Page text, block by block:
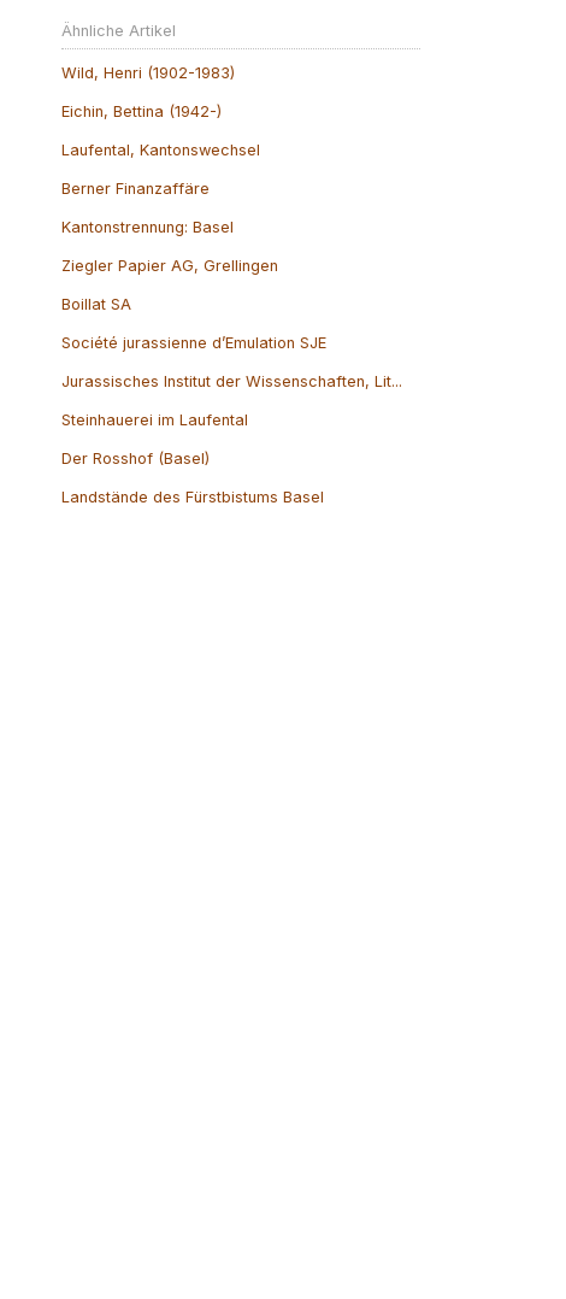
Ähnliche Artikel
Wild, Henri (1902-1983)
Eichin, Bettina (1942-)
Laufental, Kantonswechsel
Berner Finanzaffäre
Kantonstrennung: Basel
Ziegler Papier AG, Grellingen
Boillat SA
Société jurassienne d’Emulation SJE
Jurassisches Institut der Wissenschaften, Lit...
Steinhauerei im Laufental
Der Rosshof (Basel)
Landstände des Fürstbistums Basel